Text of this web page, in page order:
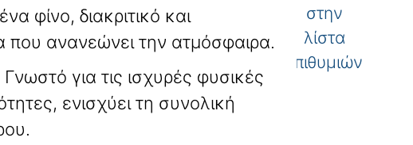
φίνο, διακριτικό και
ανανεώνει την ατμόσφαιρα.
Γνωστό για τις ισχυρές φυσικές
ενισχύει τη συνολική
.
στην
λίστα
επιθυμιών